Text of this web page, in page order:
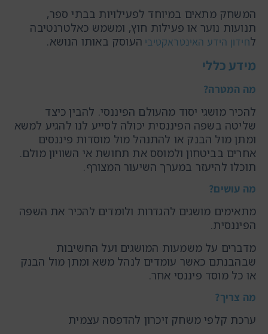
המשחק מתאים במיוחד לפעילויות בבתי ספר,
תנועות נוער או פעילות חוץ, ומשמש כאלטרנטיבה
לחידון הידע האינטראקטיבי העוסק באותו הנושא.
מידע כללי
מה המטרה?
להכיר מושגי יסוד מהעולם הפיננסי. להבין כיצד
שליטה בשפה הפיננסית יכולה לסייע לנו להגיע למשא
ומתן מול הבנק או להתנהל מול מוסדות פיננסים
אחרים בביטחון ולמוסס את תחושת אי השוויון מולם.
תוכלו להיעזר במערך השיעור המצורף.
מה עושים?
מתאימים מושגים להגדרות ולומדים להכיר את השפה
הפיננסית.
מדברים על משמעות המושגים ועל החשיבות
שבהבנתם כאשר עומדים לנהל משא ומתן מול הבנק
או כל מוסד פיננסי אחר.
מה צריך?
ערכת קלפי משחק זיכרון להדפסה עצמית